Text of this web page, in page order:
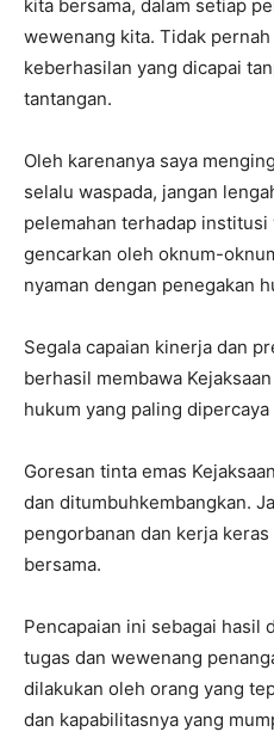
kita bersama, dalam setiap
wewenang kita. Tidak
keberhasilan yang dicapai
tantangan.
Oleh karenanya saya
selalu waspada, jangan
pelemahan terhadap
gencarkan oleh oknum-
nyaman dengan penegakan
Segala capaian kinerja dan
berhasil membawa
hukum yang paling
Goresan tinta emas
dan ditumbuhkembangkan.
pengorbanan dan kerja
bersama.
Pencapaian ini sebagai hasil
tugas dan wewenang
dilakukan oleh orang yang
dan kapabilitasnya yang